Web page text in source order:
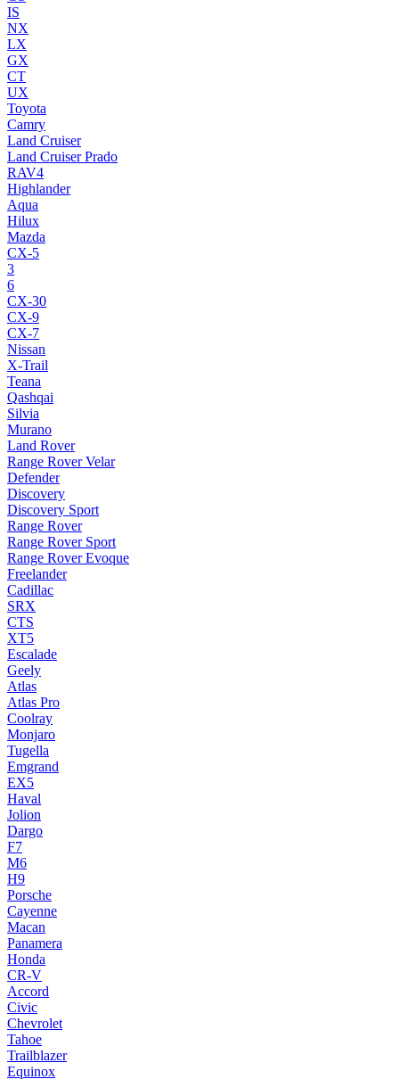
IS
NX
LX
GX
CT
UX
Toyota
Camry
Land Cruiser
Land Cruiser Prado
RAV4
Highlander
Aqua
Hilux
Mazda
CX-5
3
6
CX-30
CX-9
CX-7
Nissan
X-Trail
Teana
Qashqai
Silvia
Murano
Land Rover
Range Rover Velar
Defender
Discovery
Discovery Sport
Range Rover
Range Rover Sport
Range Rover Evoque
Freelander
Cadillac
SRX
CTS
XT5
Escalade
Geely
Atlas
Atlas Pro
Coolray
Monjaro
Tugella
Emgrand
EX5
Haval
Jolion
Dargo
F7
M6
H9
Porsche
Cayenne
Macan
Panamera
Honda
CR-V
Accord
Civic
Chevrolet
Tahoe
Trailblazer
Equinox